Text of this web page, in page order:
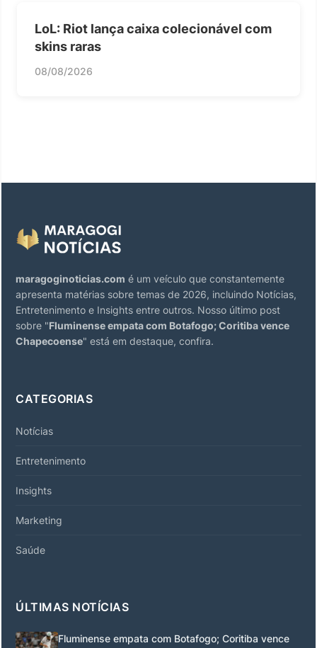
LoL: Riot lança caixa colecionável com
skins raras
08/08/2026
maragoginoticias.com é um veículo que constantemente
apresenta matérias sobre temas de 2026, incluindo Notícias,
Entretenimento e Insights entre outros. Nosso último post
sobre "Fluminense empata com Botafogo; Coritiba vence
Chapecoense" está em destaque, confira.
CATEGORIAS
Notícias
Entretenimento
Insights
Marketing
Saúde
ÚLTIMAS NOTÍCIAS
Fluminense empata com Botafogo; Coritiba vence